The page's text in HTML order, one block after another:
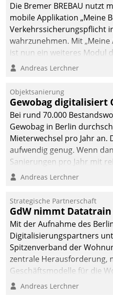
Die Bremer BREBAU nutzt
mobile Applikation „Meine
Verkehrssicherungspflicht
wahrzunehmen. Mit
ist nun ein weiteres Modul
Einsatz.
Andreas Lerchner
Objektsanierung
Gewobag digitalisiert
Bei rund 70.000
Gewobag in Berlin
Mieterwechsel pro Jahr an.
aufwendig genug. Wenn
Sanierungen pro Jahr mit
Betreuungs- und
kommunale
gemeinsam mit der Berliner
Teilprozess der
Andreas Lerchner
Strategische Partnerschaft
GdW nimmt
Mit der Aufnahme des
Digitalisierungspartners
Spitzenverband der
zentrale Herausforderung,
Geschäftsmodelle für die
entwickeln.
Andreas Lerchner